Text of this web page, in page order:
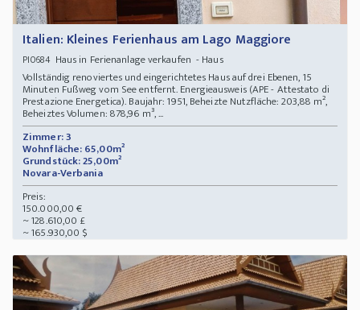
Italien: Kleines Ferienhaus am Lago Maggiore
PI0684Haus in Ferienanlage verkaufen - Haus
Vollständig renoviertes und eingerichtetes Haus auf drei Ebenen, 15
Minuten Fußweg vom See entfernt. Energieausweis (APE - Attestato di
Prestazione Energetica). Baujahr: 1951, Beheizte Nutzfläche: 203,88 m²,
Beheiztes Volumen: 878,96 m³, ...
Zimmer: 3
Wohnfläche: 65,00m²
Grundstück: 25,00m²
Novara-Verbania
Preis:
150.000,00 €
~ 128.610,00 £
~ 165.930,00 $